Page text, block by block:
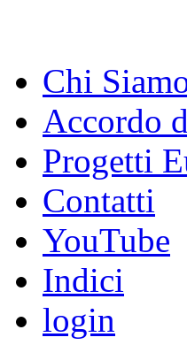
Chi
Accordo
Progetti
Contatti
YouTube
Indici
login